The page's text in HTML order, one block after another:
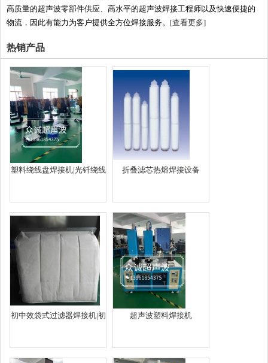
高质量的超声波零部件供应、高水平的超声波焊接工程师以及快速便捷的
物流，因此有能力为客户提供全方位焊接服务。 [查看更多]
热销产品
塑料绕线盘焊接机|光钎绕线
折叠滤芯热熔焊接设备
初中效袋式过滤器焊接机|初
超声波塑料焊接机